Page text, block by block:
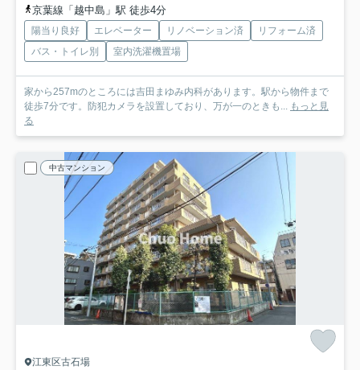
京葉線「越中島」駅 徒歩4分
陽当り良好 エレベーター リノベーション済
リフォーム済
バス・トイレ別
室内洗濯機置場
家から257mのところには吉田まゆみ内科があります。駅から物件まで
徒歩7分です。防犯カメラを設置しており、万が一のときも... もっと見
る
中古マンション
江東区古石場